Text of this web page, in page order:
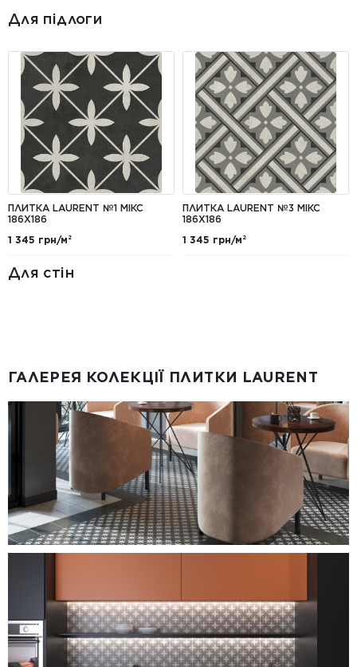
Для підлоги
ПЛИТКА LAURENT №1 МІКС
186X186
1 345 грн/м²
ПЛИТКА LAURENT №3 МІКС
186X186
1 345 грн/м²
Для стін
ГАЛЕРЕЯ КОЛЕКЦІЇ ПЛИТКИ LAURENT